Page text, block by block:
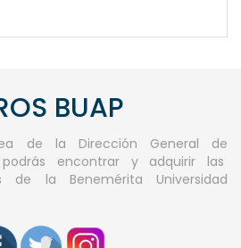
BUAP
de la Dirección General de
podrás encontrar y adquirir las
de la Benemérita Universidad